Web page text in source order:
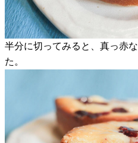
半分に切ってみると、真っ赤
た。